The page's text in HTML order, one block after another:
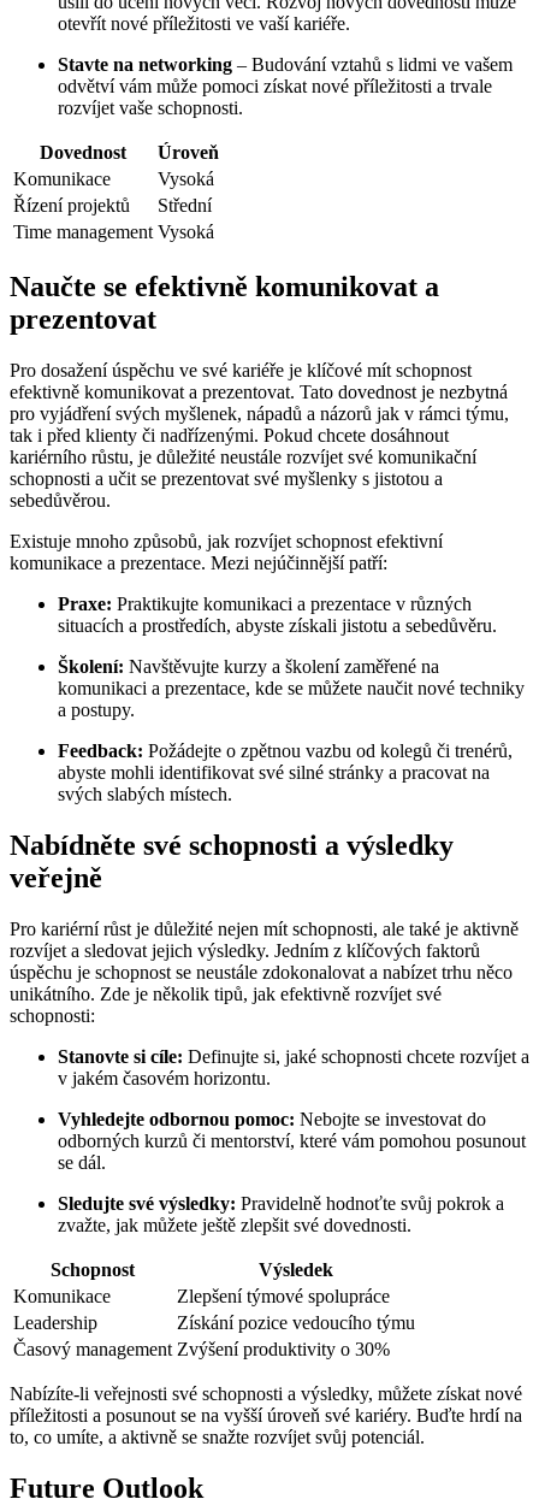
otevřít nové příležitosti ve vaší kariéře.
Stavte na networking – Budování vztahů s lidmi ve vašem
odvětví vám může pomoci získat nové příležitosti a trvale
rozvíjet vaše schopnosti.
Dovednost
Úroveň
Komunikace
Vysoká
Řízení projektů
Střední
Time management Vysoká
Naučte se efektivně komunikovat a
prezentovat
Pro dosažení úspěchu ve své kariéře je klíčové mít schopnost
efektivně komunikovat a prezentovat. Tato dovednost je nezbytná
pro vyjádření svých myšlenek, nápadů a názorů jak v rámci týmu,
tak i před klienty či nadřízenými. Pokud chcete dosáhnout
kariérního růstu, je důležité neustále rozvíjet své komunikační
schopnosti a učit se prezentovat své myšlenky s jistotou a
sebedůvěrou.
Existuje mnoho způsobů, jak rozvíjet schopnost efektivní
komunikace a prezentace. Mezi nejúčinnější patří:
Praxe: Praktikujte komunikaci a prezentace v různých
situacích a prostředích, abyste získali jistotu a sebedůvěru.
Školení: Navštěvujte kurzy a školení zaměřené na
komunikaci a prezentace, kde se můžete naučit nové techniky
a postupy.
Feedback: Požádejte o zpětnou vazbu od kolegů či trenérů,
abyste mohli identifikovat své silné stránky a pracovat na
svých slabých místech.
Nabídněte své schopnosti a výsledky
veřejně
Pro kariérní růst je důležité nejen mít schopnosti, ale také je aktivně
rozvíjet a sledovat jejich výsledky. Jedním z klíčových faktorů
úspěchu je schopnost se neustále zdokonalovat a nabízet trhu něco
unikátního. Zde je několik tipů, jak efektivně rozvíjet své
schopnosti:
Stanovte si cíle: Definujte si, jaké schopnosti chcete rozvíjet a
v jakém časovém horizontu.
Vyhledejte odbornou pomoc: Nebojte se investovat do
odborných kurzů či mentorství, které vám pomohou posunout
se dál.
Sledujte své výsledky: Pravidelně hodnoťte svůj pokrok a
zvažte, jak můžete ještě zlepšit své dovednosti.
Schopnost
Výsledek
Komunikace
Zlepšení týmové spolupráce
Leadership
Získání pozice vedoucího týmu
Časový management Zvýšení produktivity o 30%
Nabízíte-li veřejnosti své schopnosti a výsledky, můžete získat nové
příležitosti a posunout se na vyšší úroveň své kariéry. Buďte hrdí na
to, co umíte, a aktivně se snažte rozvíjet svůj potenciál.
Future Outlook